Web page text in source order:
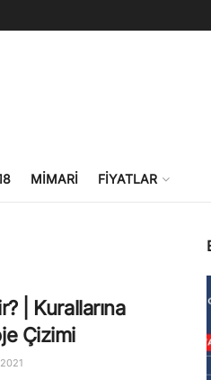
MIMARI FIYATLAR
| Kurallarına
Çizimi